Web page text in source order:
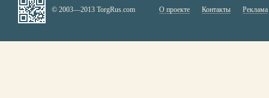
© 2003—2013 TorgRus.com О проекте Контакты Реклама